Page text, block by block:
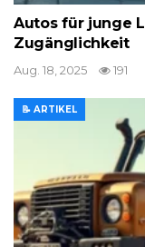
Autos für junge
Zugänglichkeit
Aug. 18, 2025 191
📝 ARTIKEL